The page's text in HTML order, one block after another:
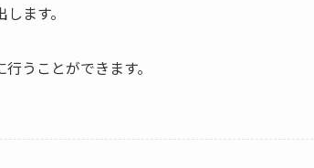
ます。
うことができます。